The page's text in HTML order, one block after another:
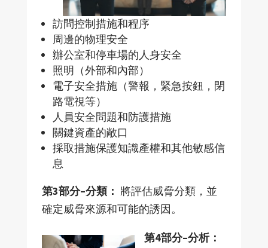
訪問控制措施和程序
周邊的物理安全
辦公室和停車場的人身安全
照明（外部和內部）
電子安全措施（警報，緊急按鈕，閉
路電視等）
人員安全問題和防護措施
關鍵資產的敞口
採取措施保護知識產權和其他敏感信
息
第3部分–分類： 將評估威脅分類，並
確定威脅來源和可能的誘因。
第4部分–分析：